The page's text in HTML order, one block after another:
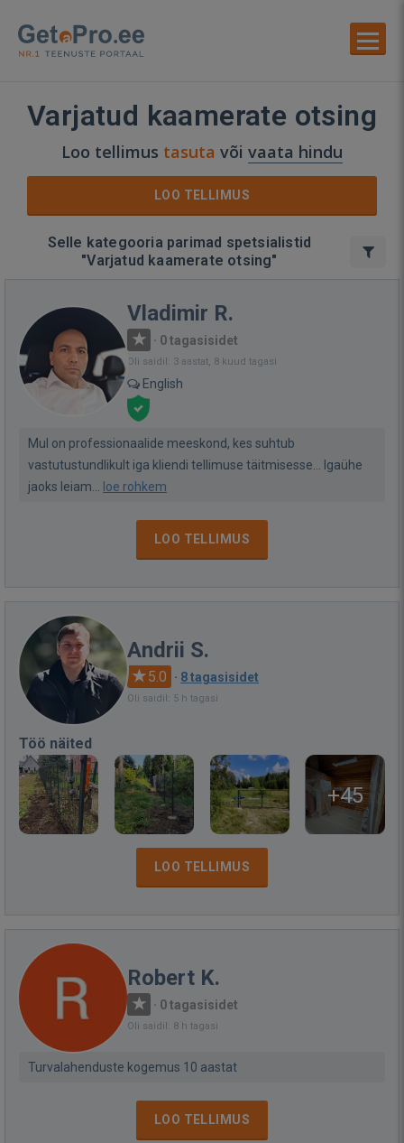
Varjatud kaamerate otsing
Loo tellimus tasuta või vaata hindu
LOO TELLIMUS
Selle kategooria parimad spetsialistid
"Varjatud kaamerate otsing"
Vladimir R.
· 0 tagasisidet
Oli saidil: 3 aastat, 8 kuud tagasi
English
Mul on professionaalide meeskond, kes suhtub
vastutustundlikult iga kliendi tellimuse täitmisesse... Igaühe
jaoks leiam...
loe rohkem
LOO TELLIMUS
Andrii S.
5.0 · 8 tagasisidet
Oli saidil: 5 h tagasi
Töö näited
+45
LOO TELLIMUS
Robert K.
· 0 tagasisidet
Oli saidil: 8 h tagasi
Turvalahenduste kogemus 10 aastat
LOO TELLIMUS